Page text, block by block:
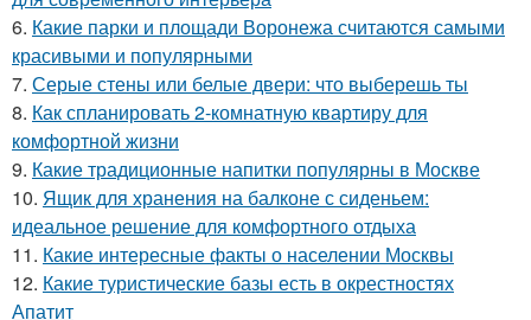
6. Какие парки и площади Воронежа считаются самыми
красивыми и популярными
7. Серые стены или белые двери: что выберешь ты
8. Как спланировать 2-комнатную квартиру для
комфортной жизни
9. Какие традиционные напитки популярны в Москве
10. Ящик для хранения на балконе с сиденьем:
идеальное решение для комфортного отдыха
11. Какие интересные факты о населении Москвы
12. Какие туристические базы есть в окрестностях
Апатит